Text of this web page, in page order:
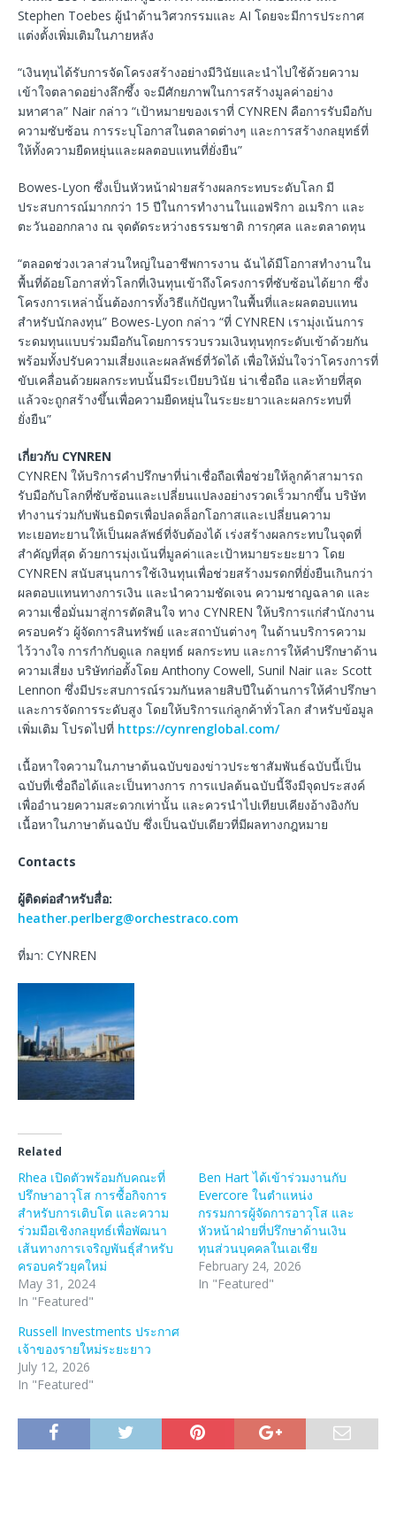
Stephen Toebes ผู้นำด้านวิศวกรรมและ AI โดยจะมีการประกาศ
แต่งตั้งเพิ่มเติมในภายหลัง
“เงินทุนได้รับการจัดโครงสร้างอย่างมีวินัยและนำไปใช้ด้วยความ
เข้าใจตลาดอย่างลึกซึ้ง จะมีศักยภาพในการสร้างมูลค่าอย่าง
มหาศาล” Nair กล่าว “เป้าหมายของเราที่ CYNREN คือการรับมือกับ
ความซับซ้อน การระบุโอกาสในตลาดต่างๆ และการสร้างกลยุทธ์ที่
ให้ทั้งความยืดหยุ่นและผลตอบแทนที่ยั่งยืน”
Bowes-Lyon ซึ่งเป็นหัวหน้าฝ่ายสร้างผลกระทบระดับโลก มี
ประสบการณ์มากกว่า 15 ปีในการทำงานในแอฟริกา อเมริกา และ
ตะวันออกกลาง ณ จุดตัดระหว่างธรรมชาติ การกุศล และตลาดทุน
“ตลอดช่วงเวลาส่วนใหญ่ในอาชีพการงาน ฉันได้มีโอกาสทำงานใน
พื้นที่ด้อยโอกาสทั่วโลกที่เงินทุนเข้าถึงโครงการที่ซับซ้อนได้ยาก ซึ่ง
โครงการเหล่านั้นต้องการทั้งวิธีแก้ปัญหาในพื้นที่และผลตอบแทน
สำหรับนักลงทุน” Bowes-Lyon กล่าว “ที่ CYNREN เรามุ่งเน้นการ
ระดมทุนแบบร่วมมือกันโดยการรวบรวมเงินทุนทุกระดับเข้าด้วยกัน
พร้อมทั้งปรับความเสี่ยงและผลลัพธ์ที่วัดได้ เพื่อให้มั่นใจว่าโครงการที่
ขับเคลื่อนด้วยผลกระทบนั้นมีระเบียบวินัย น่าเชื่อถือ และท้ายที่สุด
แล้วจะถูกสร้างขึ้นเพื่อความยืดหยุ่นในระยะยาวและผลกระทบที่
ยั่งยืน”
เกี่ยวกับ CYNREN
CYNREN ให้บริการคำปรึกษาที่น่าเชื่อถือเพื่อช่วยให้ลูกค้าสามารถ
รับมือกับโลกที่ซับซ้อนและเปลี่ยนแปลงอย่างรวดเร็วมากขึ้น บริษัท
ทำงานร่วมกับพันธมิตรเพื่อปลดล็อกโอกาสและเปลี่ยนความ
ทะเยอทะยานให้เป็นผลลัพธ์ที่จับต้องได้ เร่งสร้างผลกระทบในจุดที่
สำคัญที่สุด ด้วยการมุ่งเน้นที่มูลค่าและเป้าหมายระยะยาว โดย
CYNREN สนับสนุนการใช้เงินทุนเพื่อช่วยสร้างมรดกที่ยั่งยืนเกินกว่า
ผลตอบแทนทางการเงิน และนำความชัดเจน ความชาญฉลาด และ
ความเชื่อมั่นมาสู่การตัดสินใจ ทาง CYNREN ให้บริการแก่สำนักงาน
ครอบครัว ผู้จัดการสินทรัพย์ และสถาบันต่างๆ ในด้านบริการความ
ไว้วางใจ การกำกับดูแล กลยุทธ์ ผลกระทบ และการให้คำปรึกษาด้าน
ความเสี่ยง บริษัทก่อตั้งโดย Anthony Cowell, Sunil Nair และ Scott
Lennon ซึ่งมีประสบการณ์รวมกันหลายสิบปีในด้านการให้คำปรึกษา
และการจัดการระดับสูง โดยให้บริการแก่ลูกค้าทั่วโลก สำหรับข้อมูล
เพิ่มเติม โปรดไปที่ https://cynrenglobal.com/
เนื้อหาใจความในภาษาต้นฉบับของข่าวประชาสัมพันธ์ฉบับนี้เป็น
ฉบับที่เชื่อถือได้และเป็นทางการ การแปลต้นฉบับนี้จึงมีจุดประสงค์
เพื่ออำนวยความสะดวกเท่านั้น และควรนำไปเทียบเคียงอ้างอิงกับ
เนื้อหาในภาษาต้นฉบับ ซึ่งเป็นฉบับเดียวที่มีผลทางกฎหมาย
Contacts
ผู้ติดต่อสำหรับสื่อ:
heather.perlberg@orchestraco.com
ที่มา: CYNREN
Related
Rhea เปิดตัวพร้อมกับคณะที่
ปรึกษาอาวุโส การซื้อกิจการ
สำหรับการเติบโต และความ
ร่วมมือเชิงกลยุทธ์เพื่อพัฒนา
เส้นทางการเจริญพันธุ์สำหรับ
ครอบครัวยุคใหม่
May 31, 2024
In "Featured"
Ben Hart ได้เข้าร่วมงานกับ
Evercore ในตำแหน่ง
กรรมการผู้จัดการอาวุโส และ
หัวหน้าฝ่ายที่ปรึกษาด้านเงิน
ทุนส่วนบุคคลในเอเชีย
February 24, 2026
In "Featured"
Russell Investments ประกาศ
เจ้าของรายใหม่ระยะยาว
July 12, 2026
In "Featured"